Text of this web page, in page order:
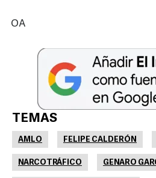
OA
TEMAS
AMLO FELIPE CALDERÓN
NARCOTRÁFICO GENARO